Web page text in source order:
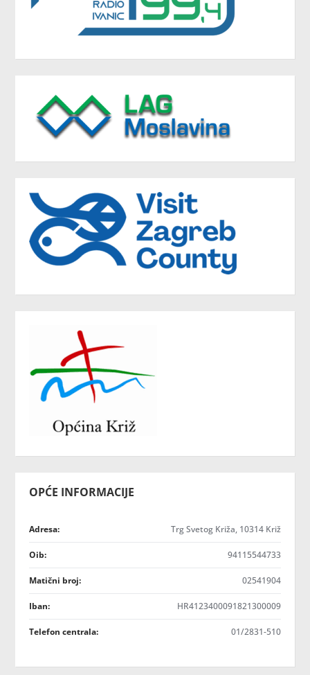
OPĆE INFORMACIJE
Adresa: Trg Svetog Križa, 10314 Križ
Oib: 94115544733
Matični broj: 02541904
Iban: HR4123400091821300009
Telefon centrala: 01/2831-510